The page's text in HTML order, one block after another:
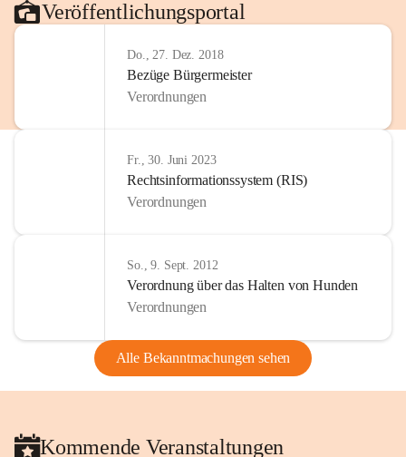
Veröffentlichungsportal
Do., 27. Dez. 2018
Bezüge Bürgermeister
Verordnungen
Fr., 30. Juni 2023
Rechtsinformationssystem (RIS)
Verordnungen
So., 9. Sept. 2012
Verordnung über das Halten von Hunden
Verordnungen
Alle Bekanntmachungen sehen
Kommende Veranstaltungen